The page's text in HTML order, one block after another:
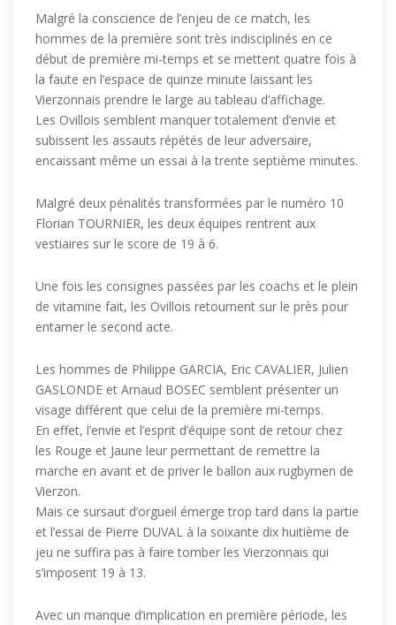
Malgré la conscience de l’enjeu de ce match, les
hommes de la première sont très indisciplinés en ce
début de première mi-temps et se mettent quatre fois à
la faute en l’espace de quinze minute laissant les
Vierzonnais prendre le large au tableau d’affichage.
Les Ovillois semblent manquer totalement d’envie et
subissent les assauts répétés de leur adversaire,
encaissant même un essai à la trente septième minutes.
Malgré deux pénalités transformées par le numéro 10
Florian TOURNIER, les deux équipes rentrent aux
vestiaires sur le score de 19 à 6.
Une fois les consignes passées par les coachs et le plein
de vitamine fait, les Ovillois retournent sur le près pour
entamer le second acte.
Les hommes de Philippe GARCIA, Eric CAVALIER, Julien
GASLONDE et Arnaud BOSEC semblent présenter un
visage différent que celui de la première mi-temps.
En effet, l’envie et l’esprit d’équipe sont de retour chez
les Rouge et Jaune leur permettant de remettre la
marche en avant et de priver le ballon aux rugbymen de
Vierzon.
Mais ce sursaut d’orgueil émerge trop tard dans la partie
et l’essai de Pierre DUVAL à la soixante dix huitième de
jeu ne suffira pas à faire tomber les Vierzonnais qui
s’imposent 19 à 13.
Avec un manque d’implication en première période, les